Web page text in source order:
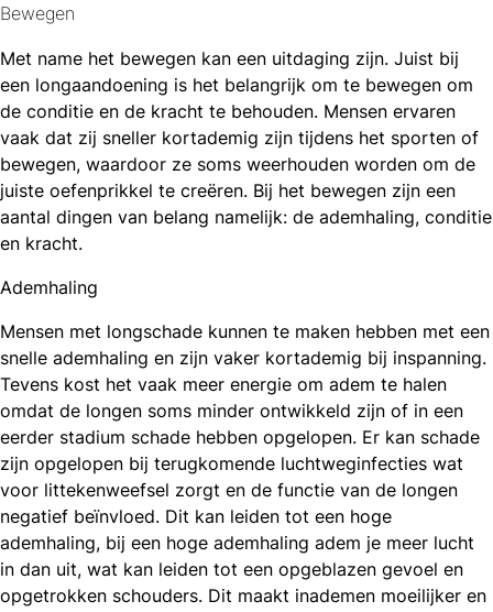
Bewegen
Met name het bewegen kan een uitdaging zijn. Juist bij
een longaandoening is het belangrijk om te bewegen om
de conditie en de kracht te behouden. Mensen ervaren
vaak dat zij sneller kortademig zijn tijdens het sporten of
bewegen, waardoor ze soms weerhouden worden om de
juiste oefenprikkel te creëren. Bij het bewegen zijn een
aantal dingen van belang namelijk: de ademhaling, conditie
en kracht.
Ademhaling
Mensen met longschade kunnen te maken hebben met een
snelle ademhaling en zijn vaker kortademig bij inspanning.
Tevens kost het vaak meer energie om adem te halen
omdat de longen soms minder ontwikkeld zijn of in een
eerder stadium schade hebben opgelopen. Er kan schade
zijn opgelopen bij terugkomende luchtweginfecties wat
voor littekenweefsel zorgt en de functie van de longen
negatief beïnvloed. Dit kan leiden tot een hoge
ademhaling, bij een hoge ademhaling adem je meer lucht
in dan uit, wat kan leiden tot een opgeblazen gevoel en
opgetrokken schouders. Dit maakt inademen moeilijker en